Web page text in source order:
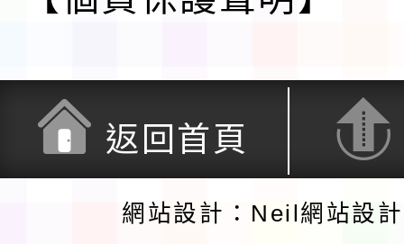
返回首頁
網站設計：Neil網站設